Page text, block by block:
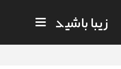
زیبا باشید